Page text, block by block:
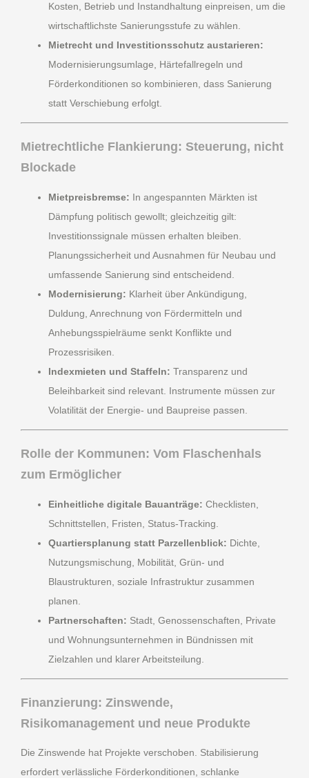
Kosten, Betrieb und Instandhaltung einpreisen, um die
wirtschaftlichste Sanierungsstufe zu wählen.
Mietrecht und Investitionsschutz austarieren:
Modernisierungsumlage, Härtefallregeln und
Förderkonditionen so kombinieren, dass Sanierung
statt Verschiebung erfolgt.
Mietrechtliche Flankierung: Steuerung, nicht
Blockade
Mietpreisbremse: In angespannten Märkten ist
Dämpfung politisch gewollt; gleichzeitig gilt:
Investitionssignale müssen erhalten bleiben.
Planungssicherheit und Ausnahmen für Neubau und
umfassende Sanierung sind entscheidend.
Modernisierung: Klarheit über Ankündigung,
Duldung, Anrechnung von Fördermitteln und
Anhebungsspielräume senkt Konflikte und
Prozessrisiken.
Indexmieten und Staffeln: Transparenz und
Beleihbarkeit sind relevant. Instrumente müssen zur
Volatilität der Energie- und Baupreise passen.
Rolle der Kommunen: Vom Flaschenhals
zum Ermöglicher
Einheitliche digitale Bauanträge: Checklisten,
Schnittstellen, Fristen, Status-Tracking.
Quartiersplanung statt Parzellenblick: Dichte,
Nutzungsmischung, Mobilität, Grün- und
Blaustrukturen, soziale Infrastruktur zusammen
planen.
Partnerschaften: Stadt, Genossenschaften, Private
und Wohnungsunternehmen in Bündnissen mit
Zielzahlen und klarer Arbeitsteilung.
Finanzierung: Zinswende,
Risikomanagement und neue Produkte
Die Zinswende hat Projekte verschoben. Stabilisierung
erfordert verlässliche Förderkonditionen, schlanke